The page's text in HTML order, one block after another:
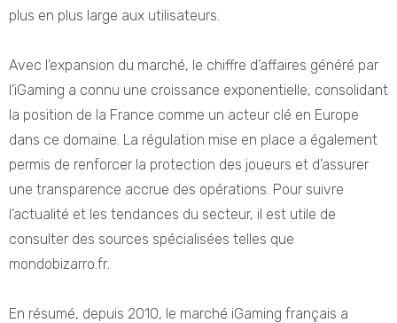
plus en plus large aux utilisateurs.
Avec l’expansion du marché, le chiffre d’affaires généré par
l’iGaming a connu une croissance exponentielle, consolidant
la position de la France comme un acteur clé en Europe
dans ce domaine. La régulation mise en place a également
permis de renforcer la protection des joueurs et d’assurer
une transparence accrue des opérations. Pour suivre
l’actualité et les tendances du secteur, il est utile de
consulter des sources spécialisées telles que
mondobizarro.fr.
En résumé, depuis 2010, le marché iGaming français a